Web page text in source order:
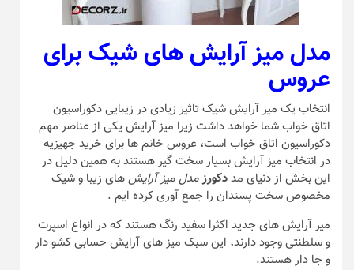
مدل میز آرایشهای شیک برای
عروس
انتخاب یک میز آرایش شیک تاثیر زیادی در زیبایی دکوراسیون
اتاق خواب شما خواهد داشت زیرا میز آرایش یکی از عناصر مهم
دکوراسیون اتاق خواب است، عروس خانم ها برای خرید جهیزیه
در انتخاب میز آرایش بسیار سخت گیر هستند به همین دلیل در
این بخش از دنیای مددکورزمدل میز آرایشهای زیبا و شیک
مخصوص سخت پسندان را جمع آوری کرده ایم .
میز آرایش های جدید اکثرا سفید رنگ هستند که در انواع اسپرت
و سلطنتی وجود دارند، این سبک میز های آرایش حسابی کشو دار
و جا دار هستند.